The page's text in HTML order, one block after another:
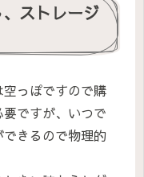
ストレージ
っぽですので購
ですが、いつで
きるので物理的